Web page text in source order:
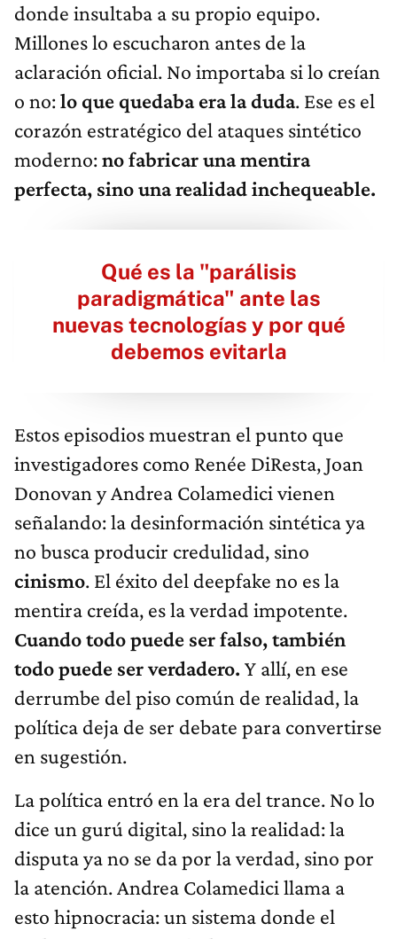
donde insultaba a su propio equipo.
Millones lo escucharon antes de la
aclaración oficial. No importaba si lo creían
o no:lo que quedaba era la duda. Ese es el
corazón estratégico del ataques sintético
moderno:no fabricar una mentira
perfecta, sino una realidad inchequeable.
Qué es la "parálisis
paradigmática" ante las
nuevas tecnologías y por qué
debemos evitarla
Estos episodios muestran el punto que
investigadores como Renée DiResta, Joan
Donovan y Andrea Colamedici vienen
señalando: la desinformación sintética ya
no busca producir credulidad, sino
cinismo. El éxito del deepfake no es la
mentira creída, es la verdad impotente.
Cuando todo puede ser falso, también
todo puede ser verdadero. Y allí, en ese
derrumbe del piso común de realidad, la
política deja de ser debate para convertirse
en sugestión.
La política entró en la era del trance. No lo
dice un gurú digital, sino la realidad: la
disputa ya no se da por la verdad, sino por
la atención. Andrea Colamedici llama a
esto hipnocracia: un sistema donde el